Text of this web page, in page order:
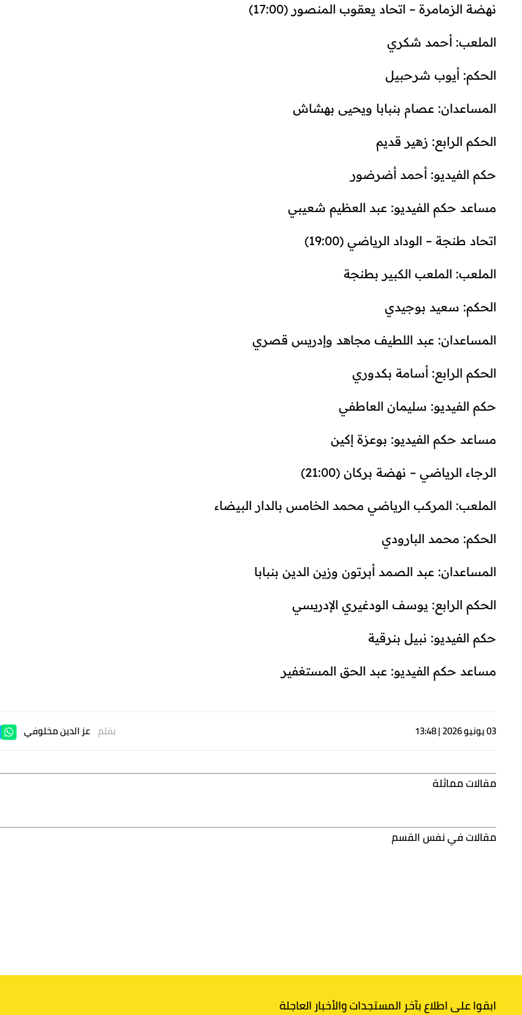
نهضة الزمامرة – اتحاد يعقوب المنصور (17:00)
الملعب: أحمد شكري
الحكم: أيوب شرحبيل
المساعدان: عصام بنبابا ويحيى بهشاش
الحكم الرابع: زهير قديم
حكم الفيديو: أحمد أضرضور
مساعد حكم الفيديو: عبد العظيم شعيبي
اتحاد طنجة – الوداد الرياضي (19:00)
الملعب: الملعب الكبير بطنجة
الحكم: سعيد بوجيدي
المساعدان: عبد اللطيف مجاهد وإدريس قصري
الحكم الرابع: أسامة بكدوري
حكم الفيديو: سليمان العاطفي
مساعد حكم الفيديو: بوعزة إكين
الرجاء الرياضي – نهضة بركان (21:00)
الملعب: المركب الرياضي محمد الخامس بالدار البيضاء
الحكم: محمد البارودي
المساعدان: عبد الصمد أبرتون وزين الدين بنبابا
الحكم الرابع: يوسف الودغيري الإدريسي
حكم الفيديو: نبيل بنرقية
مساعد حكم الفيديو: عبد الحق المستغفير
03 يونيو 2026 | 13:48 بقلم عز الدين مخلوفي
مقالات مماثلة
مقالات في نفس القسم
ابقوا على اطلاع بآخر المستجدات والأخبار العاجلة